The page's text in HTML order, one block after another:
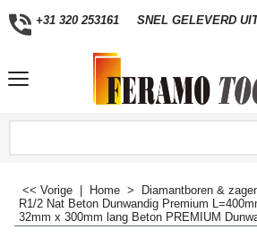
+31 320 253161 SNEL GELEVERD
<< Vorige Home > Diamantboren &
R1/2 Nat Beton Dunwandig Premium
32mm x 300mm lang Beton PREMIUM